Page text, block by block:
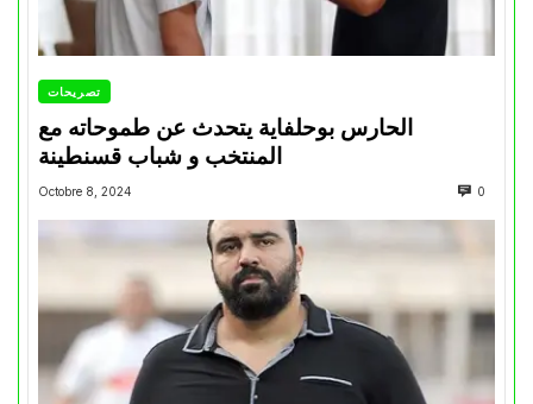
تصريحات
الحارس بوحلفاية يتحدث عن طموحاته مع
المنتخب و شباب قسنطينة
Octobre 8, 2024 0